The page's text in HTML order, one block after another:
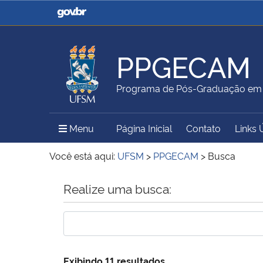
Casa Civil
Ministério da Justiça e
Ministério da Agricultura,
Pecuária e Abastecimento
Ministério da Educação
Ministério do Meio Ambiente Ministério do Turismo
PPGECAM
Programa de Pós-Graduação
Menu Menu Principal do Sítio
Página Inicial Contato Links
Você está aqui: UFSM > PPGECAM > Busca
Início do conteúdo
Realize uma busca:
Exibindo 11 resultados